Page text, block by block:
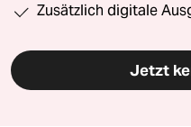
Zusätzlich digitale
Jetzt